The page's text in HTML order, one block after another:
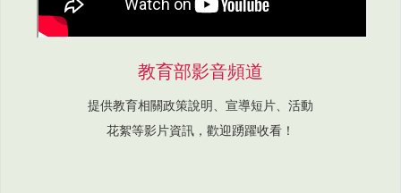
教育部影音頻道
提供教育相關政策說明、宣導短片、活動
花絮等影片資訊，歡迎踴躍收看！